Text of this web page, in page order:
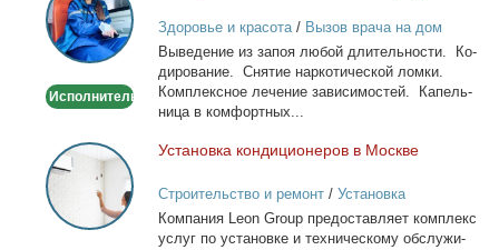
из
запоя.
Капельница,
Исполнитель
Здоровье и красота/ Вызов врача на дом
Вы­ве­де­ние из за­поя лю­бой дли­тель­но­сти. Ко­
ди­ро­ва­ние. Сня­тие нар­ко­ти­че­ской лом­ки.
Ком­плекс­ное ле­че­ние за­ви­си­мо­стей. Ка­пель­
ни­ца в ком­форт­ных...
Установка
кондиционеров
в
Москве
Уста­нов­ка кон­ди­ци­о­не­ров в Москве
Строительство и ремонт/ Установка
кондиционеров
Ком­па­ния Leon Group предо­став­ля­ет ком­плекс
услуг по уста­нов­ке и тех­ни­че­ско­му об­слу­жи­